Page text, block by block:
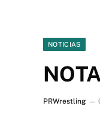
NOTICIAS
PRWrestling